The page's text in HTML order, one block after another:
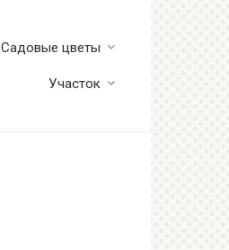
Садовые цветы
Участок